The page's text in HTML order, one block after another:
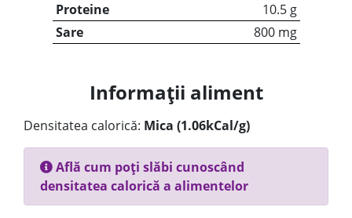
Proteine
10.5 g
Sare
800 mg
Informații aliment
Densitatea calorică: Mica (1.06kCal/g)
Află cum poți slăbi cunoscând
densitatea calorică a alimentelor